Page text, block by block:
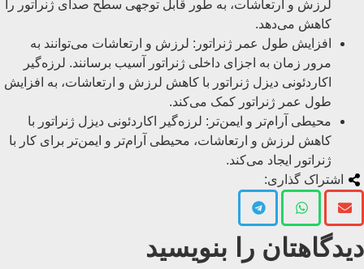
لرزش و ارتعاشات، به طور قابل توجهی سطح صدای ژنراتور را
کاهش می‌دهد.
افزایش طول عمر ژنراتور: لرزش و ارتعاشات می‌توانند به
مرور زمان به اجزای داخلی ژنراتور آسیب برسانند. لرزه‌گیر
اکاردئونی دیزل ژنراتور با کاهش لرزش و ارتعاشات، به افزایش
طول عمر ژنراتور کمک می‌کند.
محیطی آرام‌تر و ایمن‌تر: لرزه‌گیر اکاردئونی دیزل ژنراتور با
کاهش لرزش و ارتعاشات، محیطی آرام‌تر و ایمن‌تر برای کار با
ژنراتور ایجاد می‌کند.
اشتراک گذاری:
دیدگاهتان را بنویسید